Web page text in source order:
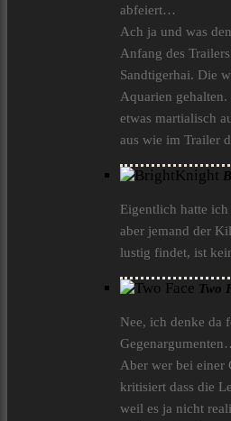
abfeiert…
Ach ja und was
Anfang des
Sandtigerhai. Die
Aquarien
etwas martialisch
aus wie im Trailer
Eigentlich hatte
aber jemand der
lustig findet, ist
Two
Nee, ich denke da
Aber wer bei einer
kritisiert dass die
weil es ja nicht